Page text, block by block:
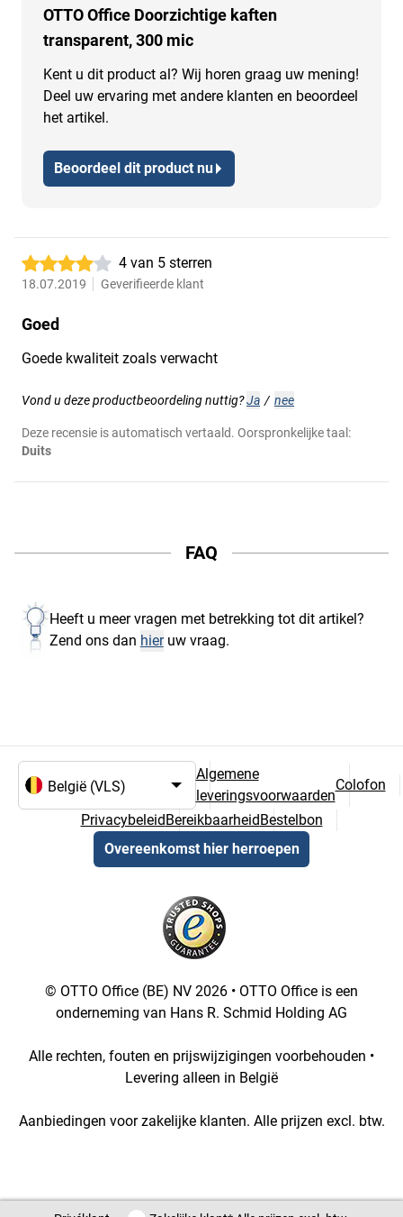
OTTO Office Doorzichtige kaften
transparent, 300 mic
Kent u dit product al? Wij horen graag uw mening!
Deel uw ervaring met andere klanten en beoordeel
het artikel.
Beoordeel dit product nu
4 van 5 sterren
18.07.2019 Geverifieerde klant
Goed
Goede kwaliteit zoals verwacht
Vond u deze productbeoordeling nuttig?Ja / nee
Deze recensie is automatisch vertaald. Oorspronkelijke taal:
Duits
FAQ
Heeft u meer vragen met betrekking tot dit artikel?
Zend ons dan hieruw vraag.
Algemene
leveringsvoorwaarden
Colofon
PrivacybeleidBereikbaarheidBestelbon
Overeenkomst hier herroepen
© OTTO Office (BE) NV 2026 • OTTO Office is een
onderneming van Hans R. Schmid Holding AG
Alle rechten, fouten en prijswijzigingen voorbehouden •
Levering alleen in België
Aanbiedingen voor zakelijke klanten. Alle prijzen excl. btw.